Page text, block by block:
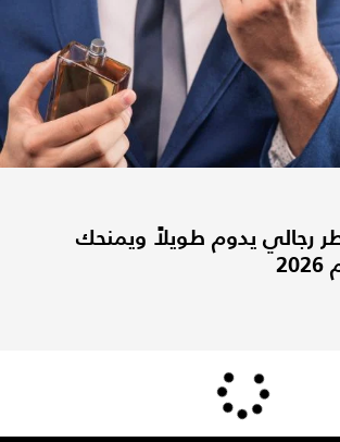
رجالي يدوم طويلاً ويمنحك